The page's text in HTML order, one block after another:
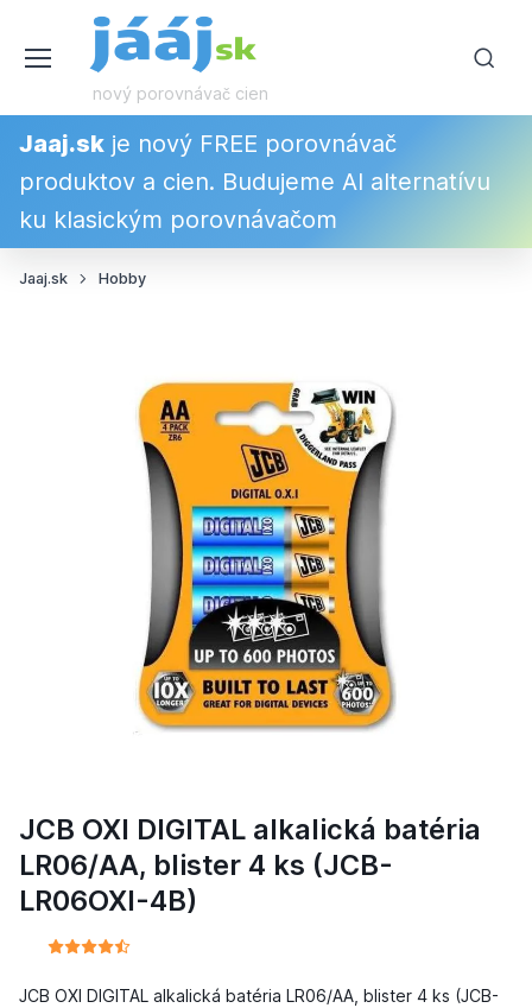
nový porovnávač cien
Jaaj.sk je nový FREE porovnávač
produktov a cien. Budujeme AI alternatívu
ku klasickým porovnávačom
Jaaj.sk Hobby
JCB OXI DIGITAL alkalická batéria
LR06/AA, blister 4 ks (JCB-
LR06OXI-4B)
JCB OXI DIGITAL alkalická batéria LR06/AA, blister 4 ks (JCB-